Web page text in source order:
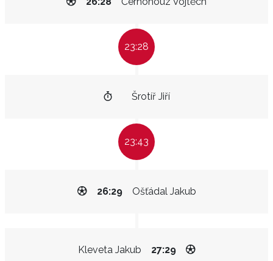
23:28
Šrotíř Jiří
23:43
Ošťádal Jakub
26:29
Kleveta Jakub 27:29